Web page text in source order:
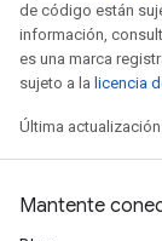
de código están
información,
es una marca
sujeto a la licencia
Última
Mantente